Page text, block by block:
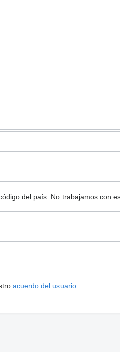
del país. No trabajamos con
acuerdo del usuario.